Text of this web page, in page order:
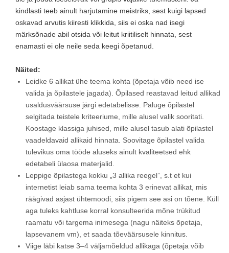
kindlasti teeb ainult harjutamine meistriks, sest kuigi lapsed
oskavad arvutis kiiresti klikkida, siis ei oska nad isegi
märksõnade abil otsida või leitut kriitiliselt hinnata, sest
enamasti ei ole neile seda keegi õpetanud.
Näited:
Leidke 6 allikat ühe teema kohta (õpetaja võib need ise
valida ja õpilastele jagada). Õpilased reastavad leitud allikad
usaldusväärsuse järgi edetabelisse. Paluge õpilastel
selgitada teistele kriteeriume, mille alusel valik sooritati.
Koostage klassiga juhised, mille alusel tasub alati õpilastel
vaadeldavaid allikaid hinnata. Soovitage õpilastel valida
tulevikus oma tööde aluseks ainult kvaliteetsed ehk
edetabeli ülaosa materjalid.
Leppige õpilastega kokku „3 allika reegel”, s.t et kui
internetist leiab sama teema kohta 3 erinevat allikat, mis
räägivad asjast ühtemoodi, siis pigem see asi on tõene. Küll
aga tuleks kahtluse korral konsulteerida mõne trükitud
raamatu või targema inimesega (nagu näiteks õpetaja,
lapsevanem vm), et saada tõeväärsusele kinnitus.
Viige läbi katse 3–4 väljamõeldud allikaga (õpetaja võib